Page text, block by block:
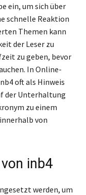
ein, um sich über
schnelle Reaktion
Themen kann
der Leser zu
zu geben, bevor
In Online-
oft als Hinweis
der Unterhaltung
zu einem
von
inb4
werden, um